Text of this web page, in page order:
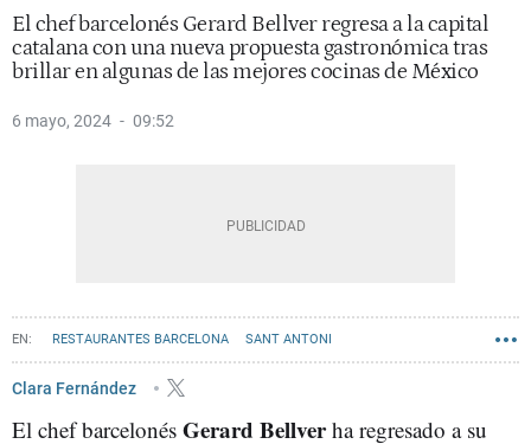
El chef barcelonés Gerard Bellver regresa a la capital
catalana con una nueva propuesta gastronómica tras
brillar en algunas de las mejores cocinas de México
6 mayo, 2024 09:52
RESTAURANTES BARCELONA SANT ANTONI
BARES Y RESTAURANTES
Clara Fernández
El chef barcelonés Gerard Bellverha regresado a su